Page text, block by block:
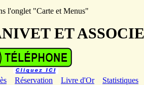
l'onglet "Carte et Menus"
ET
Réservation Livre d'Or
Statistiques